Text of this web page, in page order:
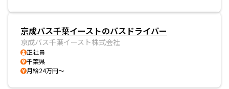
京成バス千葉イーストのバスドライバー
京成バス千葉イースト株式会社
正社員
千葉県
月給24万円～